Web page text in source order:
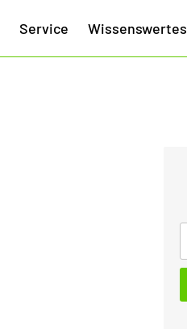
Service Wissenswertes